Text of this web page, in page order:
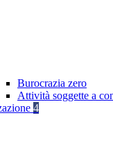
Burocrazia zero
Attività soggette a
4